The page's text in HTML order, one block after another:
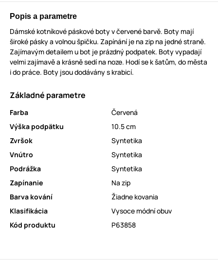
Popis a parametre
Dámské kotníkové páskové boty v červené barvě. Boty mají
široké pásky a volnou špičku. Zapínání je na zip na jedné straně.
Zajímavým detailem u bot je prázdný podpatek. Boty vypadají
velmi zajímavě a krásně sedí na noze. Hodí se k šatům, do města
i do práce. Boty jsou dodávány s krabicí.
Základné parametre
Farba
Červená
Výška podpätku
10.5 cm
Zvršok
Syntetika
Vnútro
Syntetika
Podrážka
Syntetika
Zapínanie
Na zip
Barva kování
Žiadne kovania
Klasifikácia
Vysoce módní obuv
Kód produktu
P63858